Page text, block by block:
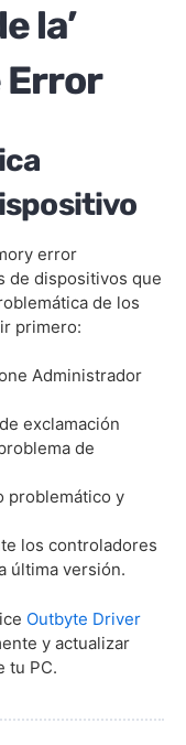
la’
Error
error
de dispositivos que
de los
primero:
Administrador
exclamación
de
problemático y
los controladores
última versión.
Outbyte Driver
y actualizar
tu PC.